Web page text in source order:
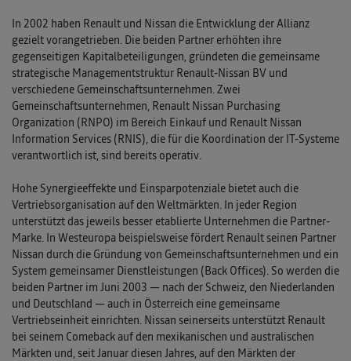
In 2002 haben Renault und Nissan die Entwicklung der Allianz
gezielt vorangetrieben. Die beiden Partner erhöhten ihre
gegenseitigen Kapitalbeteiligungen, gründeten die gemeinsame
strategische Managementstruktur Renault-Nissan BV und
verschiedene Gemeinschaftsunternehmen. Zwei
Gemeinschaftsunternehmen, Renault Nissan Purchasing
Organization (RNPO) im Bereich Einkauf und Renault Nissan
Information Services (RNIS), die für die Koordination der IT-Systeme
verantwortlich ist, sind bereits operativ.
Hohe Synergieeffekte und Einsparpotenziale bietet auch die
Vertriebsorganisation auf den Weltmärkten. In jeder Region
unterstützt das jeweils besser etablierte Unternehmen die Partner-
Marke. In Westeuropa beispielsweise fördert Renault seinen Partner
Nissan durch die Gründung von Gemeinschaftsunternehmen und ein
System gemeinsamer Dienstleistungen (Back Offices). So werden die
beiden Partner im Juni 2003 — nach der Schweiz, den Niederlanden
und Deutschland — auch in Österreich eine gemeinsame
Vertriebseinheit einrichten. Nissan seinerseits unterstützt Renault
bei seinem Comeback auf den mexikanischen und australischen
Märkten und, seit Januar diesen Jahres, auf den Märkten der